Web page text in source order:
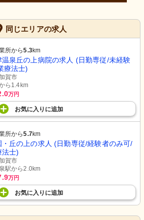
同じエリアの求人
所から5.3km
温泉丘の上病院の求人 (日勤専従/未経験
療法士)
賀市
ら1.4km
万円
お気に入り に追加
所から5.7km
・丘の上の求人 (日勤専従/経験者のみ可/
法士)
賀市
駅から2.0km
万円
お気に入り に追加